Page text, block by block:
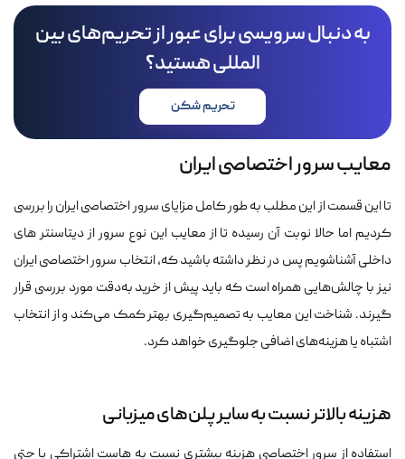
به دنبال سرویسی برای عبور از تحریم‌های بین
المللی هستید؟
تحریم شکن
معایب سرور اختصاصی ایران
تا این قسمت از این مطلب به طور کامل مزایای سرور اختصاصی ایران را بررسی
کردیم اما حالا نوبت آن رسیده تا از معایب این نوع سرور از دیتاسنتر های
داخلی آشناشویم پس در نظر داشته باشید که، انتخاب سرور اختصاصی ایران
نیز با چالش‌هایی همراه است که باید پیش از خرید به‌دقت مورد بررسی قرار
گیرند. شناخت این معایب به تصمیم‌گیری بهتر کمک می‌کند و از انتخاب
اشتباه یا هزینه‌های اضافی جلوگیری خواهد کرد.
هزینه بالاتر نسبت به سایر پلن‌های میزبانی
استفاده از سرور اختصاصی هزینه بیشتری نسبت به هاست اشتراکی یا حتی